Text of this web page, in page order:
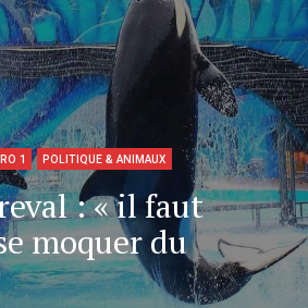
1 POLITIQUE & ANIMAUX
: « il faut
moquer du